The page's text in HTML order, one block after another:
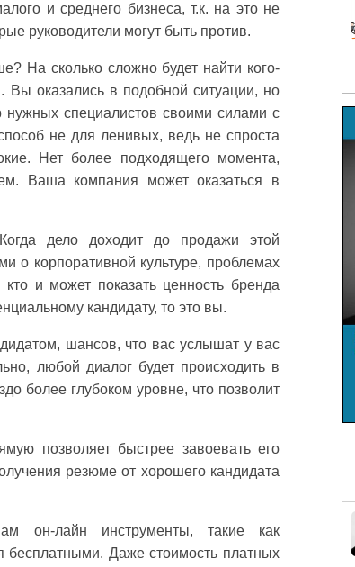
и среднего бизнеса, т.к. на это не
руководители могут быть против.
На сколько сложно будет найти кого-
Вы оказались в подобной ситуации, но
нужных специалистов своими силами с
не для ленивых, ведь не спроста
Нет более подходящего момента,
Ваша компания может оказаться в
дело доходит до продажи этой
о корпоративной культуре, проблемах
и может показать ценность бренда
кандидату, то это вы.
шансов, что вас услышат у вас
любой диалог будет происходить в
более глубоком уровне, что позволит
позволяет быстрее завоевать его
резюме от хорошего кандидата
он-лайн инструменты, такие как
бесплатными. Даже стоимость платных